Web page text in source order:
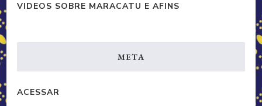
VIDEOS SOBRE MARACATU E AFINS
META
ACESSAR